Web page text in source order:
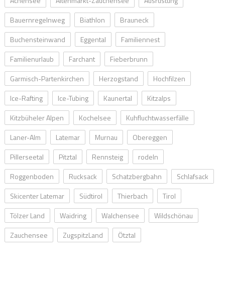
Bauernregelnweg
Biathlon
Brauneck
Buchensteinwand
Eggental
Familiennest
Familienurlaub
Farchant
Fieberbrunn
Garmisch-Partenkirchen
Herzogstand
Hochfilzen
Ice-Rafting
Ice-Tubing Kaunertal
Kitzalps
Kitzbüheler Alpen
Kochelsee
Kuhfluchtwasserfälle
Laner-Alm
Latemar Murnau
Obereggen
Pillerseetal
Pitztal Rennsteig
rodeln
Roggenboden
Rucksack Schatzbergbahn
Schlafsack
Skicenter Latemar
Südtirol Thierbach
Tirol
Tölzer Land
Waidring Walchensee
Wildschönau
Zauchensee
ZugspitzLand Ötztal